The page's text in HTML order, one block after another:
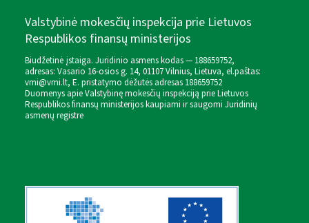
Valstybinė mokesčių inspekcija prie Lietuvos
Respublikos finansų ministerijos
Biudžetinė įstaiga. Juridinio asmens kodas — 188659752,
adresas: Vasario 16-osios g. 14, 01107 Vilnius, Lietuva, el.paštas:
vmi@vmi.lt, E. pristatymo dėžutės adresas 188659752
Duomenys apie Valstybinę mokesčių inspekciją prie Lietuvos
Respublikos finansų ministerijos kaupiami ir saugomi Juridinių
asmenų registre